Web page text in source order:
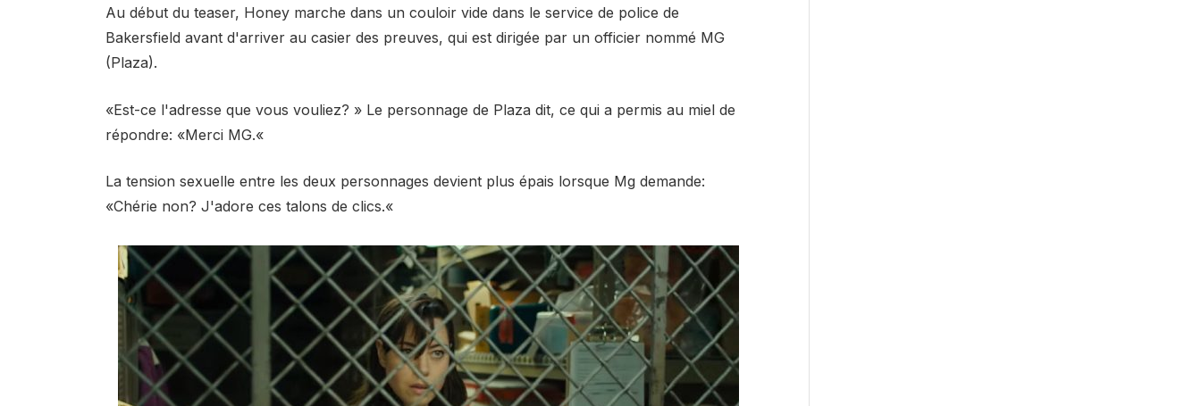
Au début du teaser, Honey marche dans un couloir vide dans le service de police de
Bakersfield avant d'arriver au casier des preuves, qui est dirigée par un officier nommé MG
(Plaza).
«Est-ce l'adresse que vous vouliez? » Le personnage de Plaza dit, ce qui a permis au miel de
répondre: «Merci MG.«
La tension sexuelle entre les deux personnages devient plus épais lorsque Mg demande:
«Chérie non? J'adore ces talons de clics.«